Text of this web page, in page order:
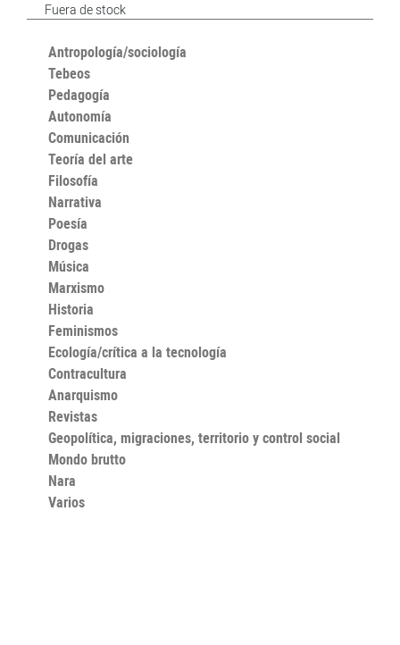
Fuera de stock
Antropología/sociología
Tebeos
Pedagogía
Autonomía
Comunicación
Teoría del arte
Filosofía
Narrativa
Poesía
Drogas
Música
Marxismo
Historia
Feminismos
Ecología/crítica a la tecnología
Contracultura
Anarquismo
Revistas
Geopolítica, migraciones, territorio y control social
Mondo brutto
Nara
Varios